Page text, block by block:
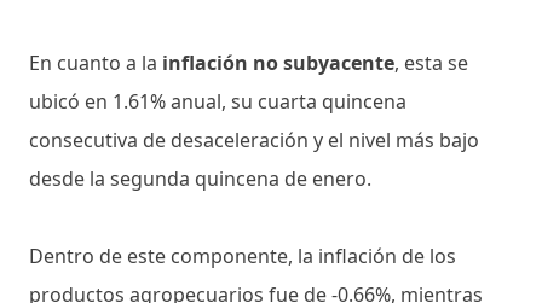
En cuanto a la inflación no subyacente, esta se
ubicó en 1.61% anual, su cuarta quincena
consecutiva de desaceleración y el nivel más bajo
desde la segunda quincena de enero.
Dentro de este componente, la inflación de los
productos agropecuarios fue de -0.66%, mientras